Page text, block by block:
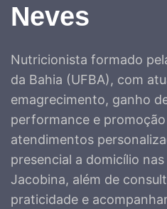
Neves
Nutricionista formado
da Bahia (UFBA), com
emagrecimento, ganho
performance e promoção
atendimentos
presencial a domicílio
Jacobina, além de
praticidade e